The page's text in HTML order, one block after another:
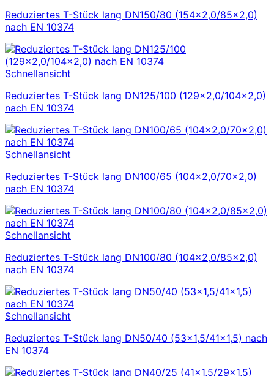
Reduziertes T-Stück lang DN150/80 (154×2,0/85×2,0)
nach EN 10374
Schnellansicht
Reduziertes T-Stück lang DN125/100 (129×2,0/104×2,0)
nach EN 10374
Schnellansicht
Reduziertes T-Stück lang DN100/65 (104×2,0/70×2,0)
nach EN 10374
Schnellansicht
Reduziertes T-Stück lang DN100/80 (104×2,0/85×2,0)
nach EN 10374
Schnellansicht
Reduziertes T-Stück lang DN50/40 (53×1,5/41×1,5) nach
EN 10374